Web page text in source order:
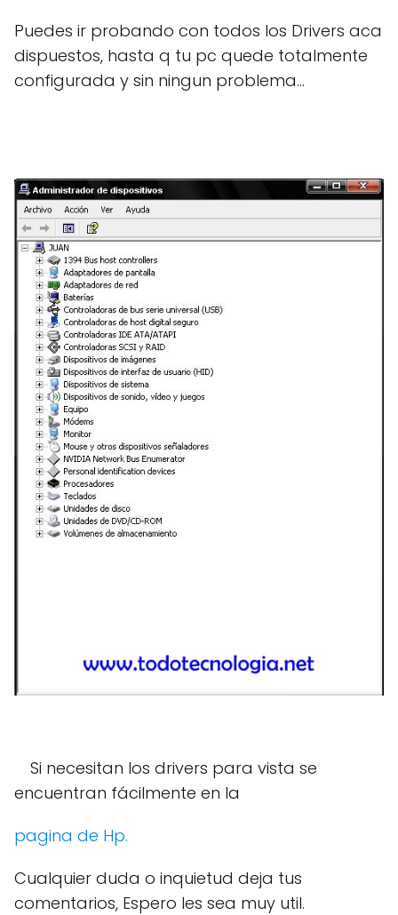
Puedes ir probando con todos los Drivers aca
dispuestos, hasta q tu pc quede totalmente
configurada y sin ningun problema...
Si necesitan los drivers para vista se
encuentran fácilmente en la
pagina de Hp.
Cualquier duda o inquietud deja tus
comentarios, Espero les sea muy util.